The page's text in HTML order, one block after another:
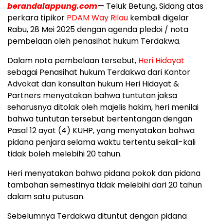
berandalappung.com— Teluk Betung, Sidang atas
perkara tipikor PDAM Way Rilau kembali digelar
Rabu, 28 Mei 2025 dengan agenda pledoi / nota
pembelaan oleh penasihat hukum Terdakwa.
Dalam nota pembelaan tersebut, Heri Hidayat
sebagai Penasihat hukum Terdakwa dari Kantor
Advokat dan konsultan hukum Heri Hidayat &
Partners menyatakan bahwa tuntutan jaksa
seharusnya ditolak oleh majelis hakim, heri menilai
bahwa tuntutan tersebut bertentangan dengan
Pasal 12 ayat (4) KUHP, yang menyatakan bahwa
pidana penjara selama waktu tertentu sekali-kali
tidak boleh melebihi 20 tahun.
Heri menyatakan bahwa pidana pokok dan pidana
tambahan semestinya tidak melebihi dari 20 tahun
dalam satu putusan.
Sebelumnya Terdakwa dituntut dengan pidana